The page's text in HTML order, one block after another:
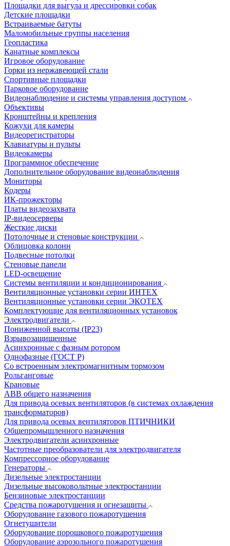
Площадки для выгула и дрессировки собак
Детские площадки
Встраиваемые батуты
Маломобильные группы населения
Геопластика
Канатные комплексы
Игровое оборудование
Горки из нержавеющей стали
Спортивные площадки
Парковое оборудование
Видеонаблюдение и системы управления доступом
Объективы
Кронштейны и крепления
Кожухи для камеры
Видеорегистраторы
Клавиатуры и пульты
Видеокамеры
Программное обеспечение
Дополнительное оборудование видеонаблюдения
Мониторы
Кодеры
ИК-прожекторы
Платы видеозахвата
IP-видеосерверы
Жесткие диски
Потолочные и стеновые конструкции
Облицовка колонн
Подвесные потолки
Стеновые панели
LED-освещение
Системы вентиляции и кондиционирования
Вентиляционные установки серии ИНТЕХ
Вентиляционные установки серии ЭКОТЕХ
Комплектующие для вентиляционных установок
Электродвигатели
Пониженной высоты (IP23)
Взрывозащищенные
Асинхронные с фазным ротором
Однофазные (ГОСТ Р)
Со встроенным электромагнитным тормозом
Рольганговые
Крановые
АВВ общего назначения
Для привода осевых вентиляторов (в системах охлаждения
трансформаторов)
Для привода осевых вентиляторов ПТИЧНИКИ
Общепромышленного назначения
Электродвигатели асинхронные
Частотные преобразователи для электродвигателя
Компрессорное оборудование
Генераторы
Дизельные электростанции
Дизельные высоковольтные электростанции
Бензиновые электростанции
Средства пожаротушения и огнезащиты
Оборудование газового пожаротушения
Огнетушители
Оборудование порошкового пожаротушения
Оборудование аэрозольного пожаротушения